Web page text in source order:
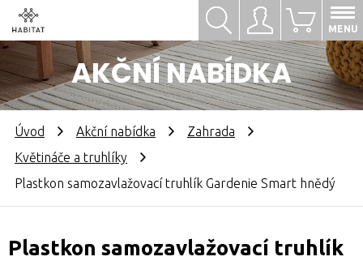
Přihlásit se
AKČNÍ NABÍDKA
0
MENU
Hledat
Úvod Akční nabídka
Zahrada
Květináče a truhlíky
Plastkon samozavlažovací truhlík Gardenie Smart hnědý
Plastkon samozavlažovací truhlík